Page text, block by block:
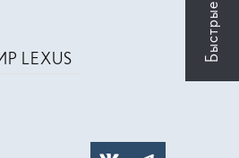
LEXUS